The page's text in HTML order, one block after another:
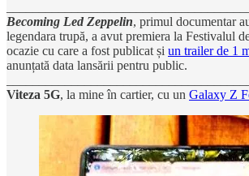
Becoming Led Zeppelin, primul documentar
legendara trupă, a avut premiera la Festivalul
ocazie cu care a fost publicat și un trailer de 1
anunțată data lansării pentru public.
Viteza 5G, la mine în cartier, cu un Galaxy Z